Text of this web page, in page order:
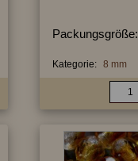
Packungsgröße:
Kategorie: 8 mm